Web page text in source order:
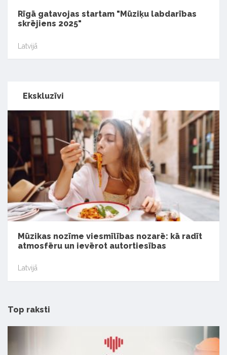
Rīgā gatavojas startam "Mūziķu labdarības
skrējiens 2025"
Latvijā
Ekskluzīvi
Mūzikas nozīme viesmīlības nozarē: kā radīt
atmosfēru un ievērot autortiesības
Latvijā
Top raksti